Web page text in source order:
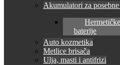
Akumulatori za
baterije
Auto kozmetika
Metlice brisača
Ulja, masti i antifrizi